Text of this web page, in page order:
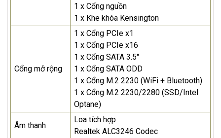
1 x Cổng nguồn
1 x Khe khóa Kensington
Cổng mở rộng
1 x Cổng PCIe x1
1 x Cổng PCIe x16
1 x Cổng SATA 3.5"
1 x Cổng SATA ODD
1 x Cổng M.2 2230 (WiFi + Bluetooth)
1 x Cổng M.2 2230/2280 (SSD/Intel
Optane)
Âm thanh
Loa tích hợp
Realtek ALC3246 Codec